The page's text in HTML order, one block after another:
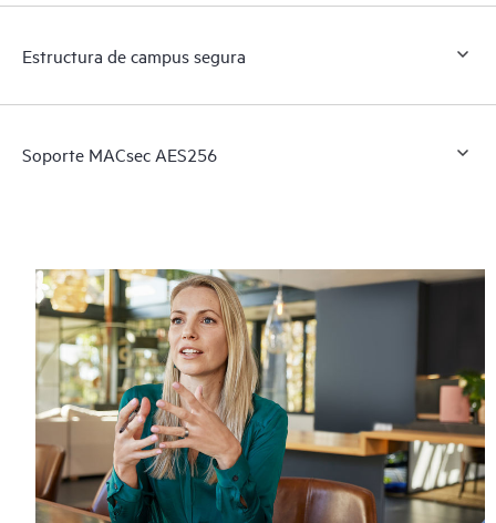
Estructura de campus segura
Soporte MACsec AES256